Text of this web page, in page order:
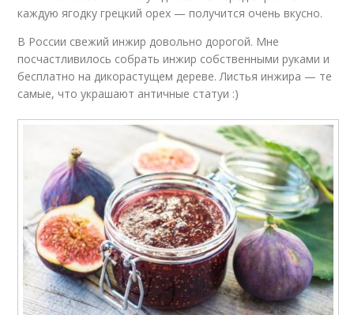
каждую ягодку грецкий орех — получится очень вкусно.
В России свежий инжир довольно дорогой. Мне
посчастливилось собрать инжир собственными руками и
бесплатно на дикорастущем дереве. Листья инжира — те
самые, что украшают античные статуи :)